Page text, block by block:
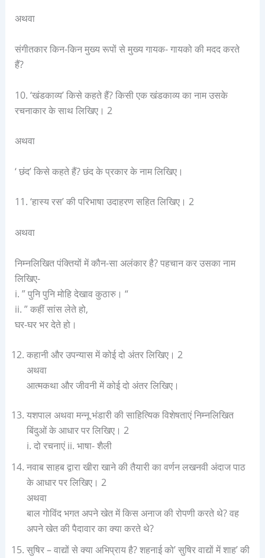
अथवा
संगीतकार किन-किन मुख्य रूपों से मुख्य गायक- गायको की मदद करते
हैं?
10. ‘खंडकाव्य’ किसे कहते हैं? किसी एक खंडकाव्य का नाम उसके
रचनाकार के साथ लिखिए। 2
अथवा
‘ छंद’ किसे कहते हैं? छंद के प्रकार के नाम लिखिए।
11. ‘हास्य रस’ की परिभाषा उदाहरण सहित लिखिए। 2
अथवा
निम्नलिखित पंक्तियों में कौन-सा अलंकार है? पहचान कर उसका नाम
लिखिए-
i. ” पुनि पुनि मोहि देखाव कुठारु। “
ii. ” कहीं सांस लेते हो,
घर-घर भर देते हो।
कहानी और उपन्यास में कोई दो अंतर लिखिए। 2
अथवा
आत्मकथा और जीवनी में कोई दो अंतर लिखिए।
यशपाल अथवा मन्नू भंडारी की साहित्यिक विशेषताएं निम्नलिखित
बिंदुओं के आधार पर लिखिए। 2
i. दो रचनाएं ii. भाषा- शैली
नवाब साहब द्वारा खीरा खाने की तैयारी का वर्णन लखनवी अंदाज पाठ
के आधार पर लिखिए। 2
अथवा
बाल गोविंद भगत अपने खेत में किस अनाज की रोपणी करते थे? वह
अपने खेत की पैदावार का क्या करते थे?
सुषिर – वाद्यों से क्या अभिप्राय है? शहनाई को’ सुषिर वाद्यों में शाह’ की